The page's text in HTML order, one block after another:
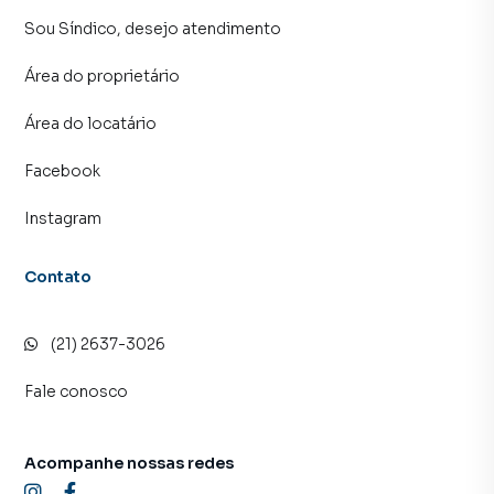
Sou Síndico, desejo atendimento
Área do proprietário
Área do locatário
Facebook
Instagram
Contato
(21) 2637-3026
Fale conosco
Acompanhe nossas redes